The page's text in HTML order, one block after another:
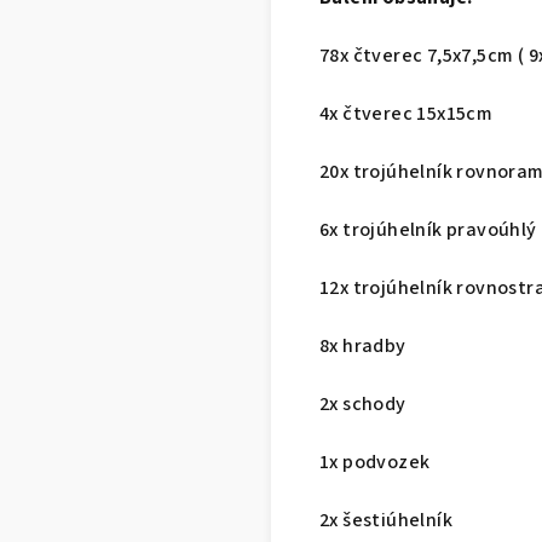
78x čtverec 7,5x7,5cm (
4x čtverec 15x15cm
20x trojúhelník
6x trojúhelník pravoúhlý
12x trojúhelník
8x hradby
2x schody
1x podvozek
2x šestiúhelník